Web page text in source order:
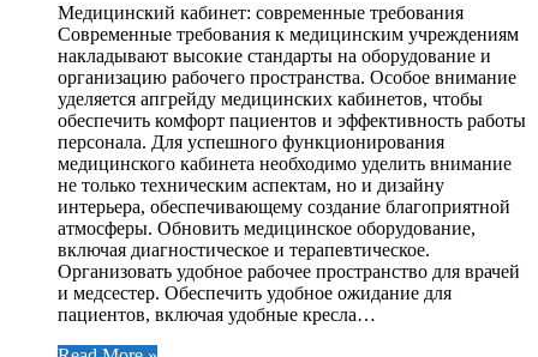
Медицинский кабинет: современные требования
Современные требования к медицинским учреждениям
накладывают высокие стандарты на оборудование и
организацию рабочего пространства. Особое внимание
уделяется апгрейду медицинских кабинетов, чтобы
обеспечить комфорт пациентов и эффективность работы
персонала. Для успешного функционирования
медицинского кабинета необходимо уделить внимание
не только техническим аспектам, но и дизайну
интерьера, обеспечивающему создание благоприятной
атмосферы. Обновить медицинское оборудование,
включая диагностическое и терапевтическое.
Организовать удобное рабочее пространство для врачей
и медсестер. Обеспечить удобное ожидание для
пациентов, включая удобные кресла…